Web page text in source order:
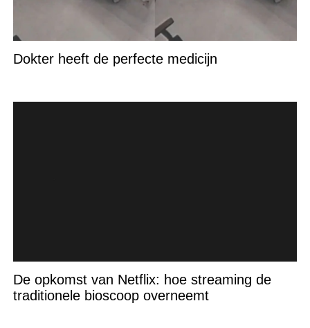
Dokter heeft de perfecte medicijn
De opkomst van Netflix: hoe streaming de
traditionele bioscoop overneemt